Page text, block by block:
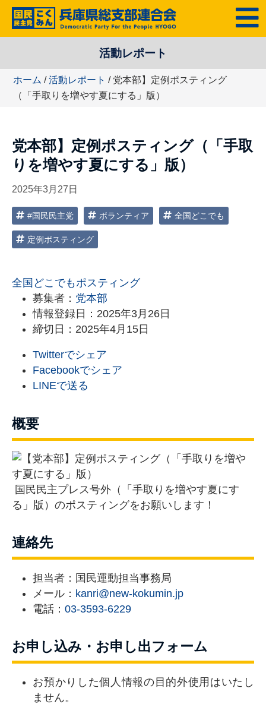
テ
ツ
MENU
活動レポート
ホーム /活動レポート / 党本部】定例ポスティング
（「手取りを増やす夏にする」版）
党本部】定例ポスティング（「手取
りを増やす夏にする」版）
2025年3月27日
#国民民主党 ボランティア 全国どこでも
定例ポスティング
全国どこでもポスティング
募集者： 党本部
情報登録日：2025年3月26日
締切日：2025年4月15日
Twitterでシェア
Facebookでシェア
LINEで送る
概要
国民民主プレス号外（「手取りを増やす夏にす
る」版）のポスティングをお願いします！
連絡先
担当者：国民運動担当事務局
メール： kanri@new-kokumin.jp
電話：03-3593-6229
お申し込み・お申し出フォーム
お預かりした個人情報の目的外使用はいたし
ません。